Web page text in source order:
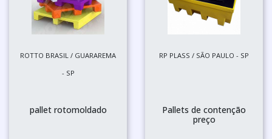
ROTTO BRASIL / GUARAREMA
- SP
pallet rotomoldado
RP PLASS / SÃO PAULO - SP
Pallets de contenção
preço